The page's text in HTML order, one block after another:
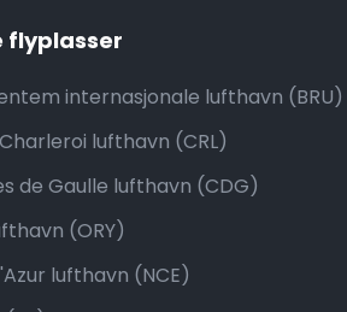
internasjonale lufthavn (BRU)
lufthavn (CRL)
de Gaulle lufthavn (CDG)
(ORY)
lufthavn (NCE)